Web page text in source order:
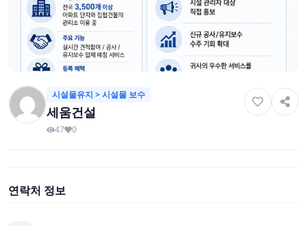
시설물유지 > 시설물 보수
세움건설
47 0
연락처 정보